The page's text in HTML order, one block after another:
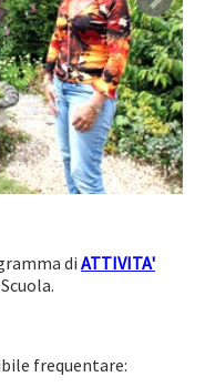
di ATTIVITA'
frequentare: